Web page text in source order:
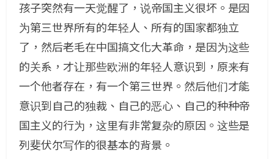
孩子突然有一天觉醒了，说帝国主义很坏。是因
为第三世界所有的年轻人、所有的国家都独立
了，然后老毛在中国搞文化大革命，是因为这些
的关系，才让那些欧洲的年轻人意识到，原来有
一个他者存在，有一个第三世界。然后他们才能
意识到自己的独裁、自己的恶心、自己的种种帝
国主义的行为，这里有非常复杂的原因。这些是
列斐伏尔写作的很基本的背景。